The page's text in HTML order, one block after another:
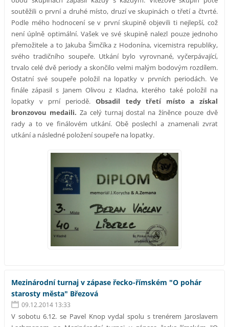
soutěžili o první a druhé místo, druzí ve skupinách o třetí a čtvrté.
Podle mého hodnocení se v první skupině objevili ti nejlepší, což
není úplně optimální. Vašek ve své skupině nalezl pouze jednoho
přemožitele a to Jakuba Šimčíka z Hodonína, vicemistra republiky,
svého tradičního soupeře. Utkání bylo vyrovnané, vyčerpávající,
trvalo celé dvě periody a skončilo velmi malým bodovým rozdílem.
Ostatní své soupeře položil na lopatky v prvních periodách. Ve
finále zápasil s Janem Olivou z Kladna, kterého také položil na
lopatky v prní periodě.Obsadil tedy třetí místo a získal
bronzovou medaili. Za celý turnaj dostal na žíněnce pouze dvě
rady a to ve finálovém utkání. Obě poslechl a znamenali zvrat
utkání a následné položení soupeře na lopatky.
Mezinárodní turnaj v zápase řecko-římském "O pohár
starosty města" Březová
09.12.2014 13:33
V sobotu 6.12. se Pavel Knop vydal spolu s trenérem Jaroslavem